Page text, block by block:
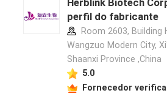
Herblink Biotech
perfil do fabricante
Room 2603, Building
Wangzuo Modern City,
Shaanxi Province ,China
5.0
Fornecedor